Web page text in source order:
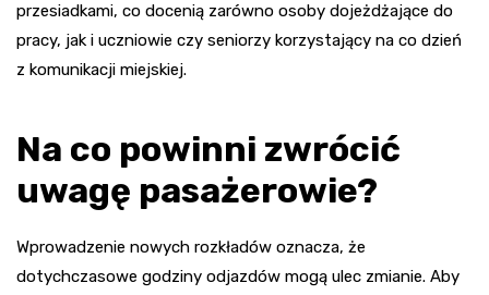
przesiadkami, co docenią zarówno osoby dojeżdżające do
pracy, jak i uczniowie czy seniorzy korzystający na co dzień
z komunikacji miejskiej.
Na co powinni zwrócić
uwagę pasażerowie?
Wprowadzenie nowych rozkładów oznacza, że
dotychczasowe godziny odjazdów mogą ulec zmianie. Aby